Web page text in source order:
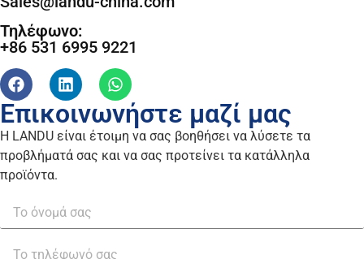
Τηλέφωνο:
+86 531 6995 9221
Επικοινωνήστε μαζί μας
Η LANDU είναι έτοιμη να σας βοηθήσει να λύσετε τα
προβλήματά σας και να σας προτείνει τα κατάλληλα
προϊόντα.